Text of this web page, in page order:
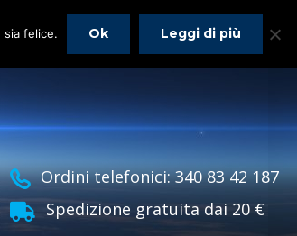
Ordini telefonici: 340 83 42 187
Spedizione gratuita dai 20 €
sia felice. Ok Leggi di più